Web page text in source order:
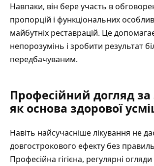
Навпаки, він бере участь в
пропорцій і функціональних
майбутніх реставрацій. Це
непорозумінь і зробити результат
передбачуваним.
Професійний догляд
як основа здорової
Навіть найсучасніше лікування не
довгострокового ефекту без
Професійна гігієна, регулярні